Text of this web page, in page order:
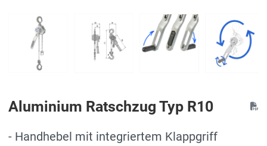
Aluminium Ratschzug Typ R10
- Handhebel mit integriertem Klappgriff